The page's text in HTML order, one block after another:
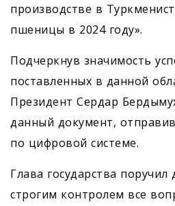
производстве в
пшеницы в 2024 году».
Подчеркнув значимость
поставленных в данной
Президент Сердар
данный документ,
по цифровой системе.
Глава государства
строгим контролем все